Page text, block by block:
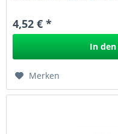
4,52 € *
In den
Merken